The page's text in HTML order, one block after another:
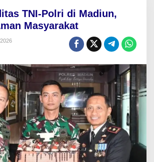
r
l
i
d
i
t
s
T
N
I
TNI-Polri di Madiun,
Masyarakat